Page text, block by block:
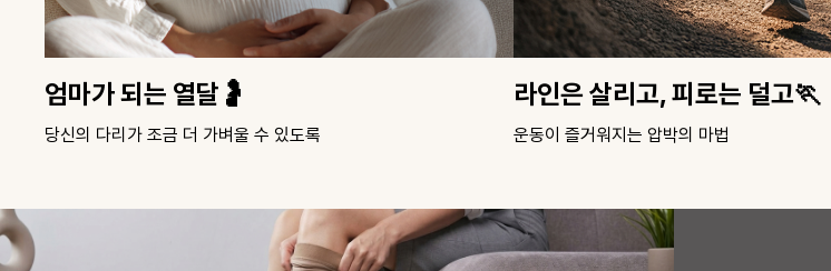
라인은 살리고, 피로는 덜고🏃
운동이 즐거워지는 압박의 마법
여행은 체력전이 아니라 '장비
여행용 베스트 아이템 모음